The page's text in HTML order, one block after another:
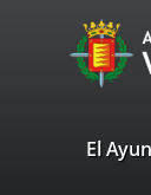
Portal
Web
El